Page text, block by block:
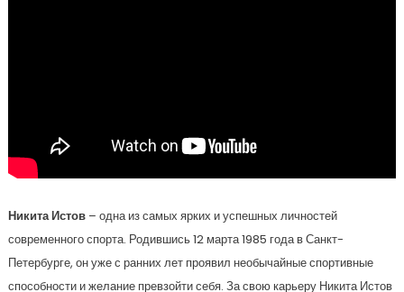
Никита Истов– одна из самых ярких и успешных личностей
современного спорта. Родившись 12 марта 1985 года в Санкт-
Петербурге, он уже с ранних лет проявил необычайные спортивные
способности и желание превзойти себя. За свою карьеру Никита Истов